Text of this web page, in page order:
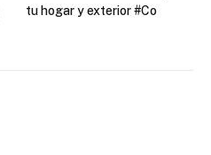
tu hogar y exterior #Co